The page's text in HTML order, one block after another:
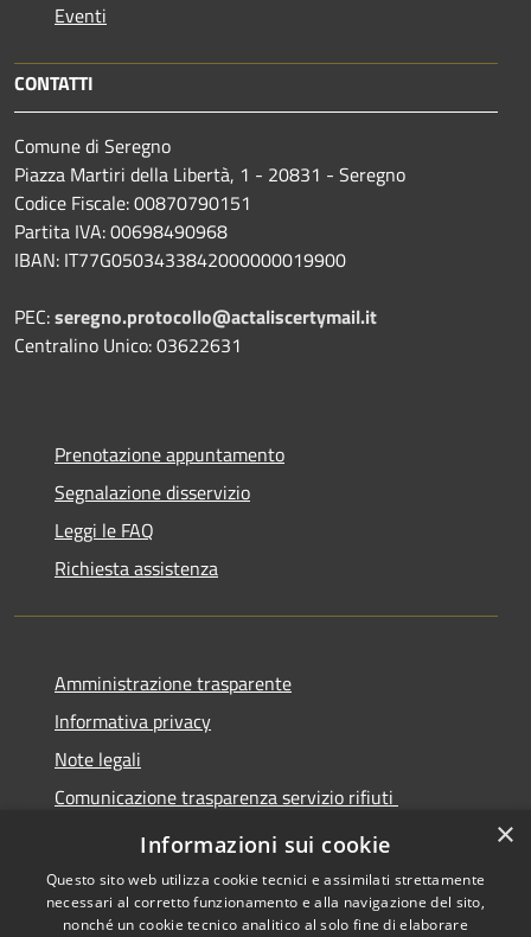
Eventi
CONTATTI
Comune di Seregno
Piazza Martiri della Libertà, 1 - 20831 - Seregno
Codice Fiscale: 00870790151
Partita IVA: 00698490968
IBAN: IT77G0503433842000000019900
PEC:seregno.protocollo@actaliscertymail.it
Centralino Unico: 03622631
Prenotazione appuntamento
Segnalazione disservizio
Leggi le FAQ
Richiesta assistenza
Amministrazione trasparente
Informativa privacy
Note legali
Comunicazione trasparenza servizio rifiuti
Dichiarazione di accessibilità
×
Informazioni sui cookie
Questo sito web utilizza cookie tecnici e assimilati strettamente
necessari al corretto funzionamento e alla navigazione del sito,
nonché un cookie tecnico analitico al solo fine di elaborare